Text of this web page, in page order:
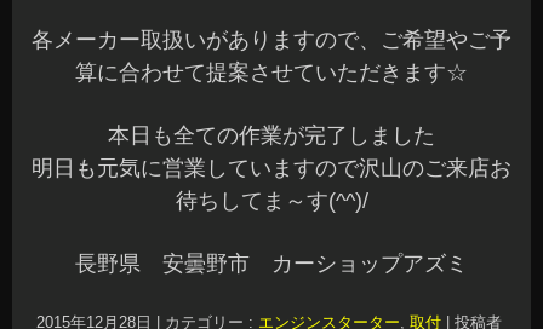
各メーカー取扱いがありますので、ご希望やご予
算に合わせて提案させていただきます☆
本日も全ての作業が完了しました
明日も元気に営業していますので沢山のご来店お
待ちしてま～す(^^)/
長野県 安曇野市 カーショップアズミ
2015年12月28日 カテゴリー : エンジンスターター, 取付
投稿者